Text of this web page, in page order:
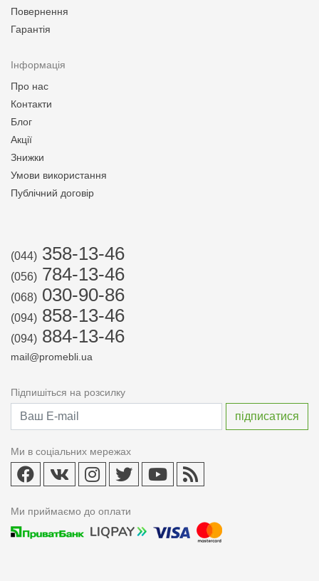
Повернення
Гарантія
Інформація
Про нас
Контакти
Блог
Акції
Знижки
Умови використання
Публічний договір
(044) 358-13-46
(056) 784-13-46
(068) 030-90-86
(094) 858-13-46
(094) 884-13-46
mail@promebli.ua
Підпишіться на розсилку
Ми в соціальних мережах
Ми приймаємо до оплати